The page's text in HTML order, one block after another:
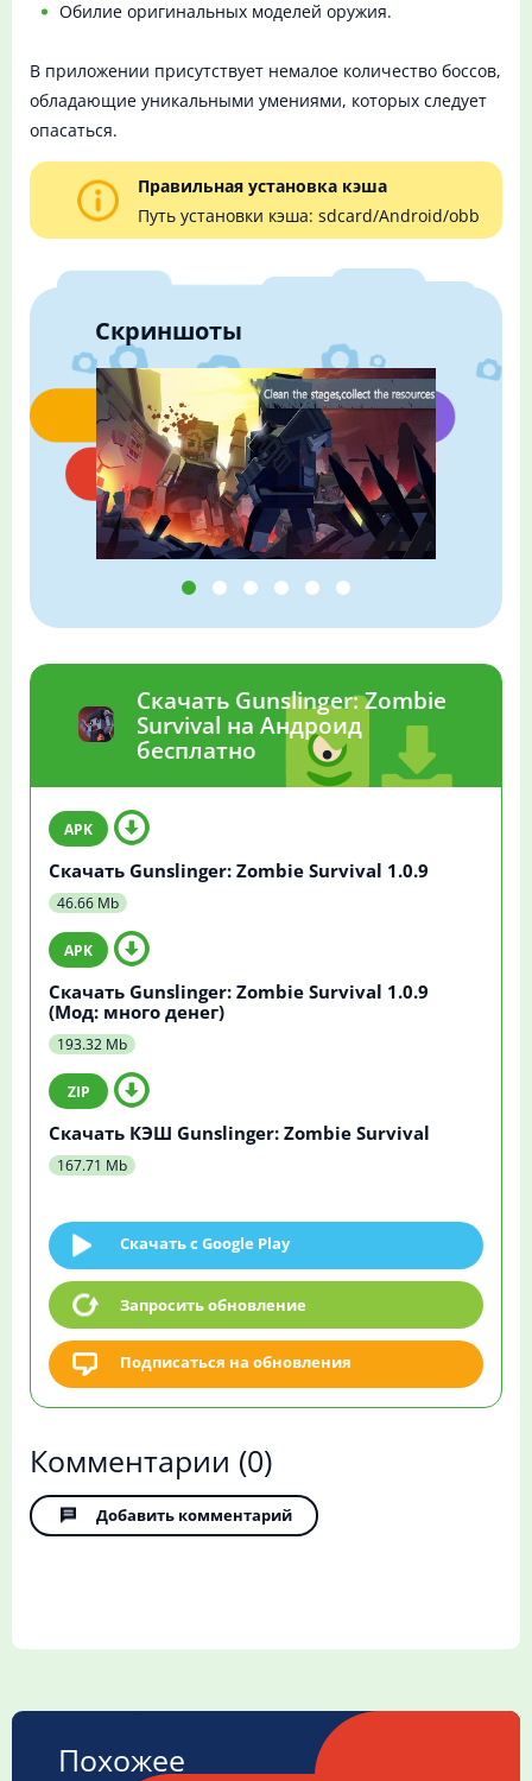
Обилие оригинальных моделей оружия.
В приложении присутствует немалое количество боссов,
обладающие уникальными умениями, которых следует
опасаться.
Правильная установка кэша
Путь установки кэша: sdcard/Android/obb
Скриншоты
Скачать Gunslinger: Zombie
Survival на Андроид
бесплатно
Скачать Gunslinger: Zombie Survival 1.0.9
46.66 Mb
Скачать Gunslinger: Zombie Survival 1.0.9
(Мод: много денег)
193.32 Mb
Скачать КЭШ Gunslinger: Zombie Survival
167.71 Mb
Скачать c Google Play
Запросить обновление
Подписаться на обновления
Комментарии (0)
Добавить комментарий
Похожее